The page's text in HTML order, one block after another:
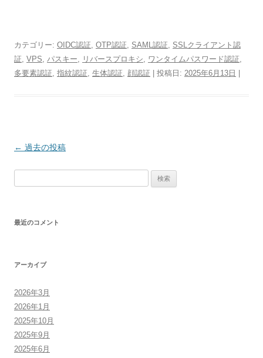
カテゴリー: OIDC認証, OTP認証, SAML認証, SSLクライアント認
証, VPS, パスキー, リバースプロキシ, ワンタイムパスワード認証,
多要素認証, 指紋認証, 生体認証, 顔認証 | 投稿日: 2025年6月13日
投
ョ
← 過去の投稿
最近のコメント
アーカイブ
2026年3月
2026年1月
2025年10月
2025年9月
2025年6月